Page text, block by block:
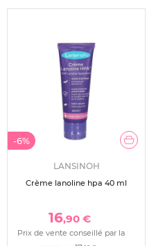
-6%
LANSINOH
Crème lanoline hpa 40 ml
16,90 €
Prix de vente conseillé par la